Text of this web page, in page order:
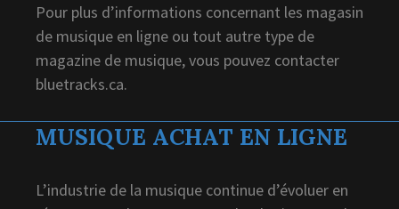
Pour plus d’informations concernant les magasin
de musique en ligne ou tout autre type de
magazine de musique, vous pouvez contacter
bluetracks.ca.
MUSIQUE ACHAT EN LIGNE
L’industrie de la musique continue d’évoluer en